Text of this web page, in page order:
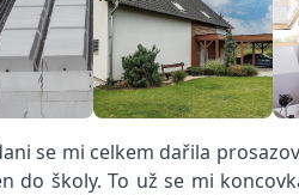
se mi celkem dařila
do školy. To už se mi